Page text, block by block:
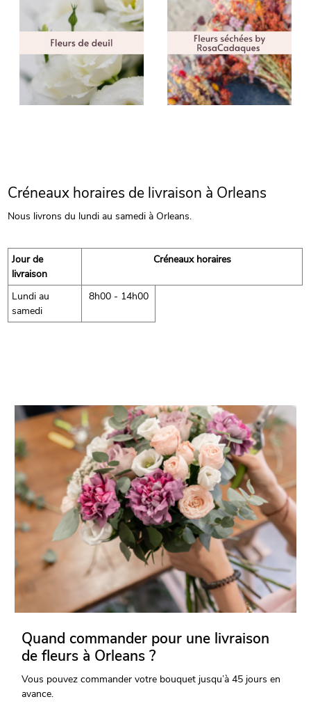
Créneaux horaires de livraison à Orleans
Nous livrons du lundi au samedi à Orleans.
Jour de
livraison
Créneaux horaires
Lundi au
samedi
8h00 - 14h00
Quand commander pour une livraison
de fleurs à Orleans ?
Vous pouvez commander votre bouquet jusqu’à 45 jours en
avance.